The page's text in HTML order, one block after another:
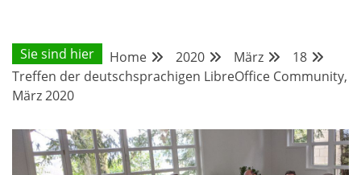
COMMUNITY-
BLOG
Sie sind hier Home 2020 März
18
Treffen der deutschsprachigen LibreOffice Community,
März 2020